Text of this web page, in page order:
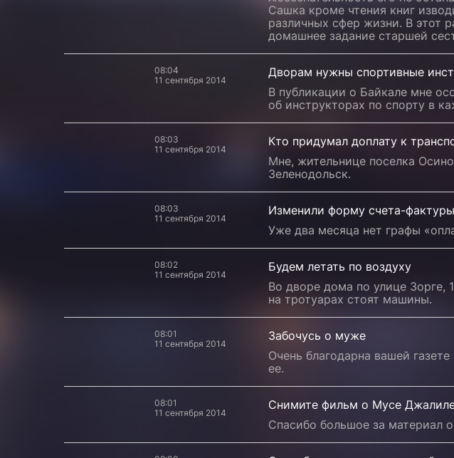
Сашка кроме чтения книг
различных сфер жизни. В этот
домашнее задание старшей
08:04
11 сентября 2014
Дворам нужны спортивные
В публикации о Байкале мне
об инструкторах по спорту в
08:03
11 сентября 2014
Кто придумал доплату к
Мне, жительнице поселка
Зеленодольск.
08:03
11 сентября 2014
Изменили форму счета-фактуры
Уже два месяца нет графы
08:02
11 сентября 2014
Будем летать по воздуху
Во дворе дома по улице Зорге,
на тротуарах стоят машины.
08:01
11 сентября 2014
Забочусь о муже
Очень благодарна вашей
ее.
08:01
11 сентября 2014
Снимите фильм о Мусе
Спасибо большое за материал